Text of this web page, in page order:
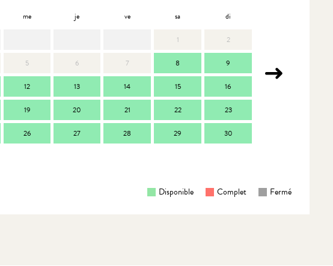
me je ve sa di
1 2
5 6 7 8 9
12 13 14 15 16
19 20 21 22 23
26 27 28 29 30
Disponible Complet Fermé